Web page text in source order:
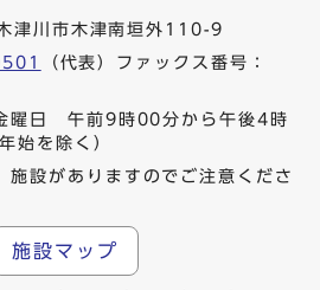
川市木津南垣外110-9
（代表）ファックス番号：
曜日 午前9時00分から午後4時
始を除く）
施設がありますのでご注意くださ
施設マップ